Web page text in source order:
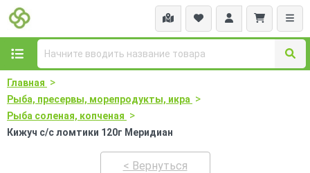
Главная >
Рыба, пресервы, морепродукты, икра >
Рыба соленая, копченая >
Кижуч с/с ломтики 120г Меридиан
< Вернуться